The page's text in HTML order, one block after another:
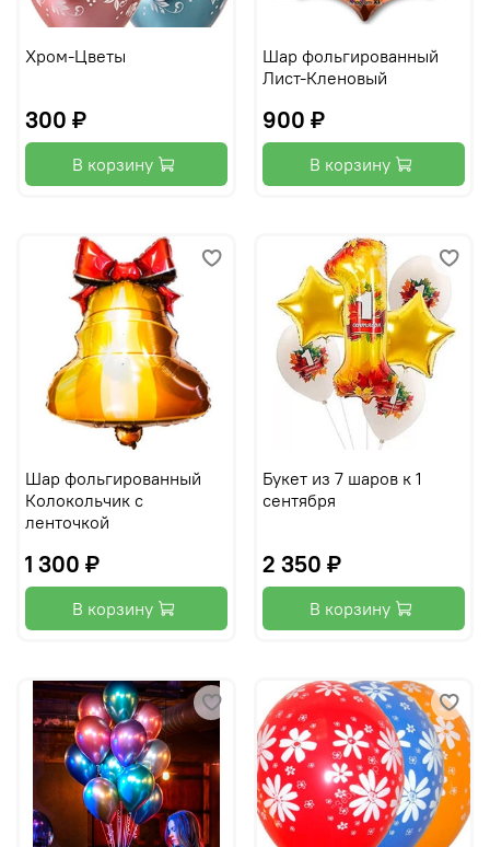
Хром-Цветы
300 ₽
В корзину
Шар фольгированный
Лист-Кленовый
900 ₽
В корзину
Шар фольгированный
Колокольчик с
ленточкой
1 300 ₽
В корзину
Букет из 7 шаров к 1
сентября
2 350 ₽
В корзину